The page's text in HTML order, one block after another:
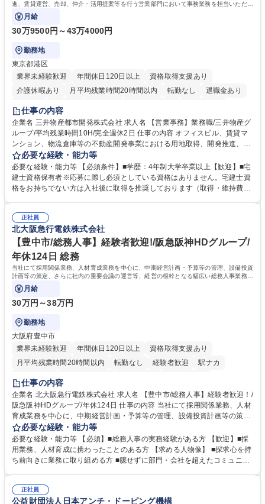
進、賃貸運営、売却、仲介・活用提案等を行う営業部門において事務業務を担当いただき
ます。
月給
30万9500円～43万4000円
勤務地
東京都港区
業界未経験歓迎
年間休日120日以上
資格取得支援あり
介護休暇あり
月平均残業時間20時間以内 転勤なし
退職金あり
在宅OK
賞与あり
駅近5分以内
土日祝休み 寮・社宅あり
仕事の内容
企業名 三井物産都市開発株式会社 求人名 【営業事務】業務職/三井物産グ
ループ/平均残業時間10H/完全週休2日 仕事の内容 オフィスビル、賃貸マ
ンション、物流倉庫等の不動産開発事業における用地取得、開発推進、賃
貸運営、売却、仲介・活用提案等を行う営業部門において事務業務を担当
いただきます。 【詳細】・契約書管理、契約書製本、捺印対応、ファイリ
ング、登記簿取得、調書取得・支払業務（各種費用支払、支払管理、請
求・支払データ登録、取引先マスター申請対応）・予算作成及び予実管
の他に担当頂く業務が発生する場合があります。 募集職種 【営業事務】
業務職/三井物産グループ/平均残業時間10H/完全週休2日
必要な経験・能力等
必要な経験・能力等 【必須条件】■学歴：4年制大学卒業以上【歓迎】■宅
建士資格保有者※応募に際し必須としている資格はありません。宅建士資
格をお持ちでない方は入社後に取得を推奨しております（取得・維持費用
ション力がある方。 ・チャレンジを厭わず、粘り強く業務に取り組める
方。多様な関係者と謙虚に信頼関係を構築でき、期限を意識したスケジュ
ール管理が出来る方。※将来的に他部署（営業部門、コーポレート部門）
へのジョブローテーションの可能性があります。 学歴・資格 学歴：大学
院 大学 語学力： 資格：宅地建物取引士
正社員
北大阪急行電鉄株式会社
【豊中市/総務人事】経験者歓迎!/阪急阪神HDグループ/
年休124日 総務
当社にて採用関係業務、人材育成業務を中心に、中期経営計画・予算等の管理、設備投資
計画等の策定、さらに社内の重要会議の運営等、経営の根幹となる幅広い総務人事業務全
般を担当していただきます。
月給
30万円～38万円
勤務地
大阪府豊中市
業界未経験歓迎
年間休日120日以上
資格取得支援あり
月平均残業時間20時間以内
転勤なし 経験者歓迎
駅ナカ
退職金あり
土日祝休み
服装自由 昼食補助あり 食事補助あり
仕事の内容
企業名 北大阪急行電鉄株式会社 求人名 【豊中市/総務人事】経験者歓迎！/
阪急阪神HDグループ/年休124日 仕事の内容 当社にて採用関係業務、人材
育成業務を中心に、中期経営計画・予算等の管理、設備投資計画等の策
定、さらに社内の重要会議の運営等、経営の根幹となる幅広い総務人事業
務全般を担当していただきます。 【主な業務内容】 ■採用関係業務および
人材育成(社員研修)業務の推進 ■中期経営計画および予算等の管理 ■設備
投資計画等の策定 ■社内の重要会議の運営 ■その他総務人事業務全般 【入
務人事】経験者歓迎！/阪急阪神HDグループ/年休124日
必要な経験・能力等
必要な経験・能力等 【必須】■総務人事の実務経験がある方 【歓迎】■採
用業務、人材育成に携わったことのある方 【求める人物像】 ■探求心を持
ち前向きに業務に取り組める方 ■臆せずに部門・会社を超えたコミュニケ
囲のメンバーと協調しつつ主体性を持って能動的に業務を推進できる方 学
正社員
公益財団法人日本アンチ・ドーピング機構